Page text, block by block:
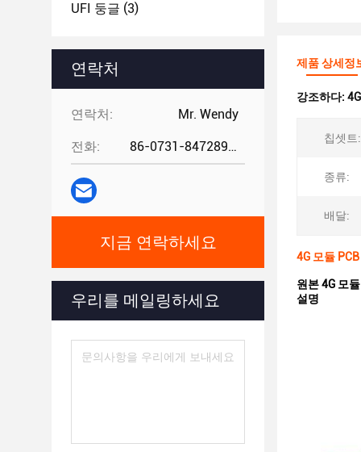
UFI 둥글 (3)
연락처
연락처: Mr. Wendy
전화: 86-0731-84728962
지금 연락하세요
우리를 메일링하세요
제품 상세정
강조하다:
칩셋트:
종류:
배달:
4G 모듈
원본 4G 모
설명